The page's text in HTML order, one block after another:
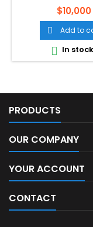
Price
$10,000
 Add to
 In stock
PRODUCTS
OUR COMPANY
YOUR ACCOUNT
CONTACT